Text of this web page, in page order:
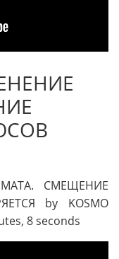
СМЕЩЕНИЕ
by KOSMO
8 seconds